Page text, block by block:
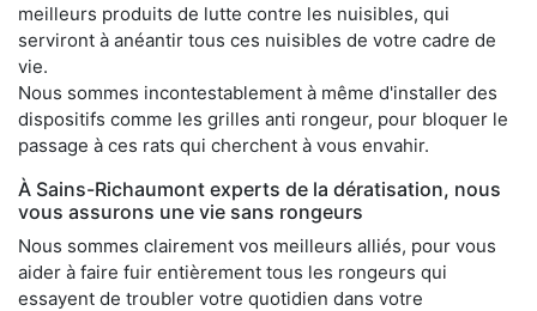
meilleurs produits de lutte contre les nuisibles, qui
serviront à anéantir tous ces nuisibles de votre cadre de
vie.
Nous sommes incontestablement à même d'installer des
dispositifs comme les grilles anti rongeur, pour bloquer le
passage à ces rats qui cherchent à vous envahir.
À Sains-Richaumont experts de la dératisation, nous
vous assurons une vie sans rongeurs
Nous sommes clairement vos meilleurs alliés, pour vous
aider à faire fuir entièrement tous les rongeurs qui
essayent de troubler votre quotidien dans votre